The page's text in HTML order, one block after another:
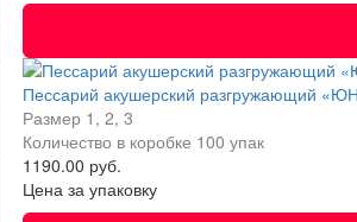
Пессарий акушерский разгружающий
Размер 1, 2, 3
Количество в коробке 100 упак
1190.00 руб.
Цена за упаковку